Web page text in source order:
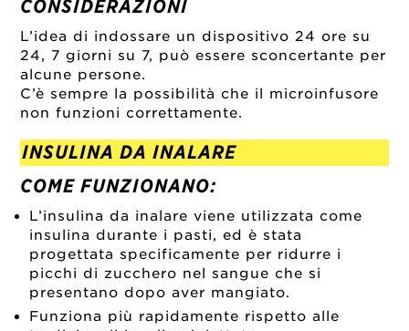
CONSIDERAZIONI
L’idea di indossare un dispositivo 24 ore su
24, 7 giorni su 7, può essere sconcertante per
alcune persone.
C’è sempre la possibilità che il microinfusore
non funzioni correttamente.
INSULINA DA INALARE
COME FUNZIONANO:
L’insulina da inalare viene utilizzata come
insulina durante i pasti, ed è stata
progettata specificamente per ridurre i
picchi di zucchero nel sangue che si
presentano dopo aver mangiato.
Funziona più rapidamente rispetto alle